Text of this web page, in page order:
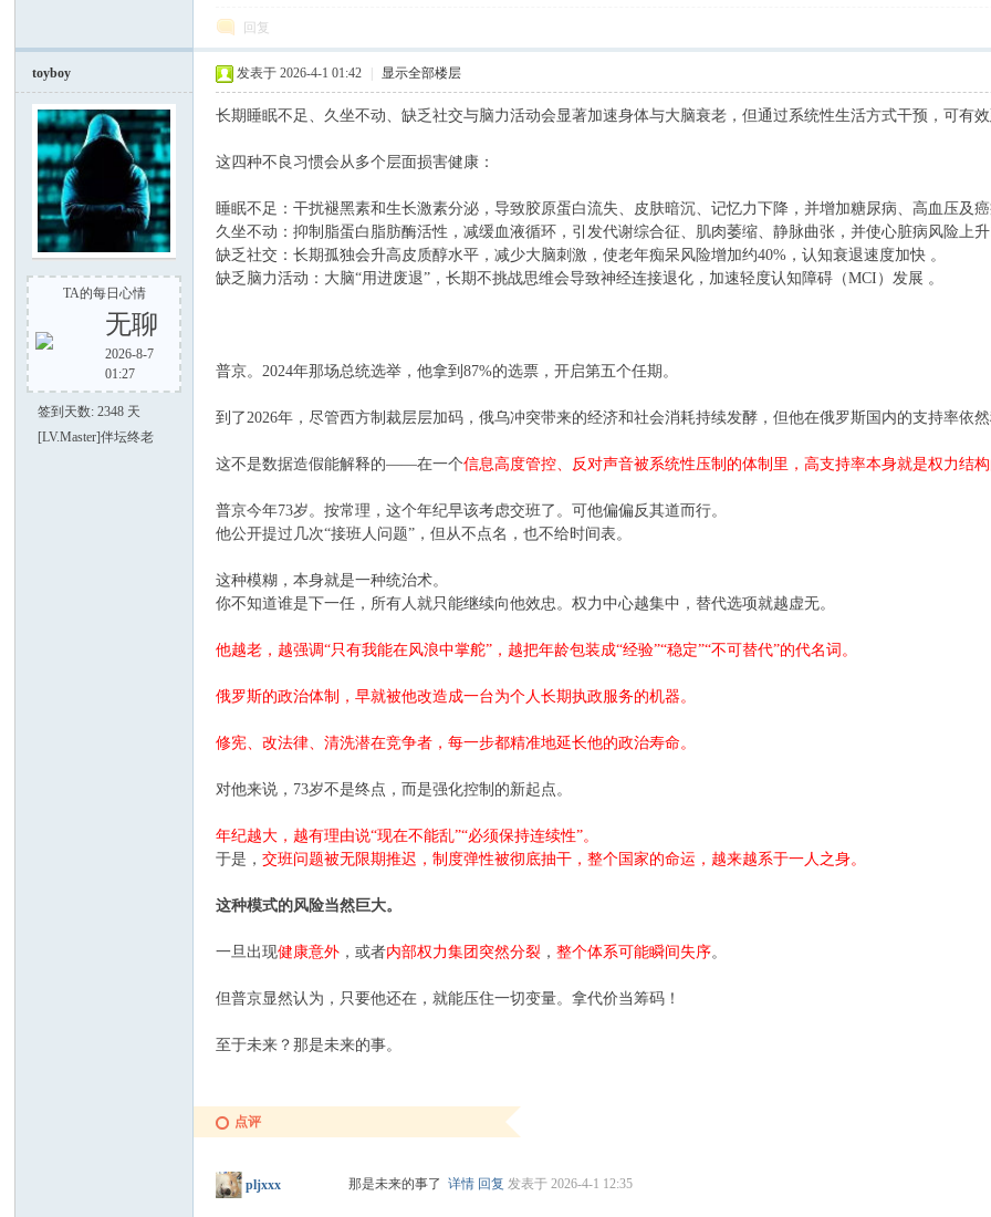
回复
toyboy
TA的每日心情
无聊
2026-8-7
01:27
签到天数: 2348 天
[LV.Master]伴坛终老
发表于 2026-4-1 01:42 显示全部楼层
长期睡眠不足、久坐不动、缺乏社交与脑力活动会显著加速身体与大脑衰老，但通过系统性生活方式干预，可有效
这四种不良习惯会从多个层面损害健康：
睡眠不足‌：干扰褪黑素和生长激素分泌，导致‌胶原蛋白流失、皮肤暗沉、记忆力下降‌，并增加糖尿病、高血压及癌
久坐不动‌：抑制脂蛋白脂肪酶活性，减缓血液循环，引发‌代谢综合征、肌肉萎缩、静脉曲张‌，并使心脏病风险上升
缺乏社交‌：长期孤独会升高皮质醇水平，减少大脑刺激，使‌老年痴呆风险增加约40%‌，认知衰退速度加快 。
缺乏脑力活动‌：大脑“用进废退”，长期不挑战思维会导致神经连接退化，‌加速轻度认知障碍（MCI）发展‌ 。
普京。2024年那场总统选举，他拿到87%的选票，开启第五个任期。
到了2026年，尽管西方制裁层层加码，俄乌冲突带来的经济和社会消耗持续发酵，但他在俄罗斯国内的支持率依然
这不是数据造假能解释的——在一个信息高度管控、反对声音被系统性压制的体制里，高支持率本身就是权力结
普京今年73岁。按常理，这个年纪早该考虑交班了。可他偏偏反其道而行。
他公开提过几次“接班人问题”，但从不点名，也不给时间表。
这种模糊，本身就是一种统治术。
你不知道谁是下一任，所有人就只能继续向他效忠。权力中心越集中，替代选项就越虚无。
他越老，越强调“只有我能在风浪中掌舵”，越把年龄包装成“经验”“稳定”“不可替代”的代名词。
俄罗斯的政治体制，早就被他改造成一台为个人长期执政服务的机器。
修宪、改法律、清洗潜在竞争者，每一步都精准地延长他的政治寿命。
对他来说，73岁不是终点，而是强化控制的新起点。
年纪越大，越有理由说“现在不能乱”“必须保持连续性”。
于是，交班问题被无限期推迟，制度弹性被彻底抽干，整个国家的命运，越来越系于一人之身。
这种模式的风险当然巨大。
一旦出现健康意外 ，或者内部权力集团突然分裂 ，整个体系可能瞬间失序。
但普京显然认为，只要他还在，就能压住一切变量。拿代价当筹码！
至于未来？那是未来的事。
点评
pljxxx 那是未来的事了详情 回复 发表于 2026-4-1 12:35